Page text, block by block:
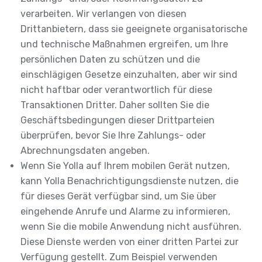
verarbeiten. Wir verlangen von diesen
Drittanbietern, dass sie geeignete organisatorische
und technische Maßnahmen ergreifen, um Ihre
persönlichen Daten zu schützen und die
einschlägigen Gesetze einzuhalten, aber wir sind
nicht haftbar oder verantwortlich für diese
Transaktionen Dritter. Daher sollten Sie die
Geschäftsbedingungen dieser Drittparteien
überprüfen, bevor Sie Ihre Zahlungs- oder
Abrechnungsdaten angeben.
Wenn Sie Yolla auf Ihrem mobilen Gerät nutzen,
kann Yolla Benachrichtigungsdienste nutzen, die
für dieses Gerät verfügbar sind, um Sie über
eingehende Anrufe und Alarme zu informieren,
wenn Sie die mobile Anwendung nicht ausführen.
Diese Dienste werden von einer dritten Partei zur
Verfügung gestellt. Zum Beispiel verwenden